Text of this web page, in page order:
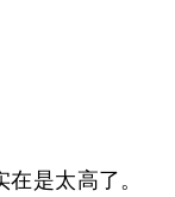
是太高了。